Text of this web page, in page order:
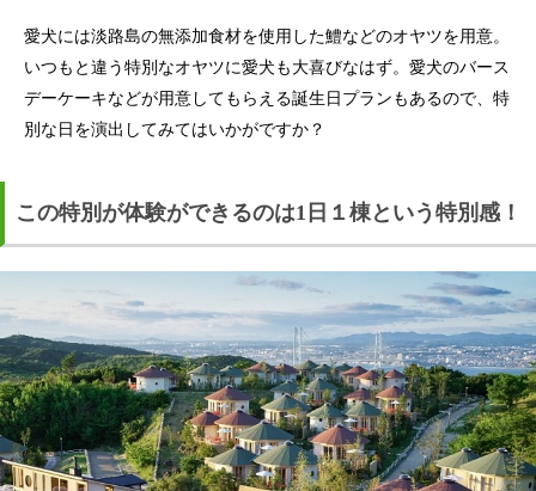
愛犬には淡路島の無添加食材を使用した鱧などのオヤツを用意。
いつもと違う特別なオヤツに愛犬も大喜びなはず。愛犬のバース
デーケーキなどが用意してもらえる誕生日プランもあるので、特
別な日を演出してみてはいかがですか？
この特別が体験ができるのは1日１棟という特別感！